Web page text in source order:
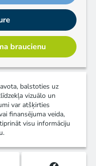
braucienu
balstoties uz
vizuālo un
var atšķirties
finansējuma veida,
visu informāciju